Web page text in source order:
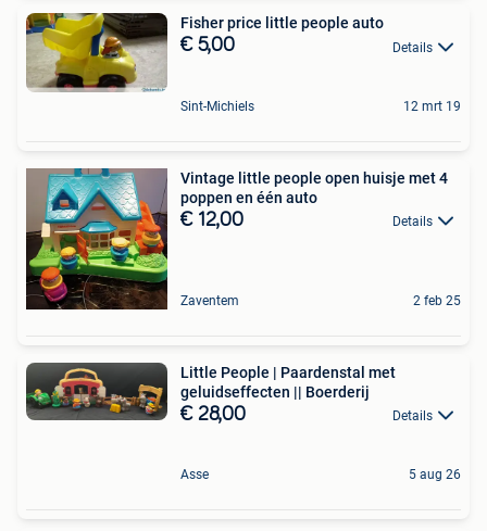
Fisher price little people auto
€ 5,00 Details
Sint-Michiels 12 mrt 19
Vintage little people open huisje met 4
poppen en één auto
€ 12,00 Details
Zaventem 2 feb 25
Little People | Paardenstal met
geluidseffecten || Boerderij
€ 28,00 Details
Asse 5 aug 26